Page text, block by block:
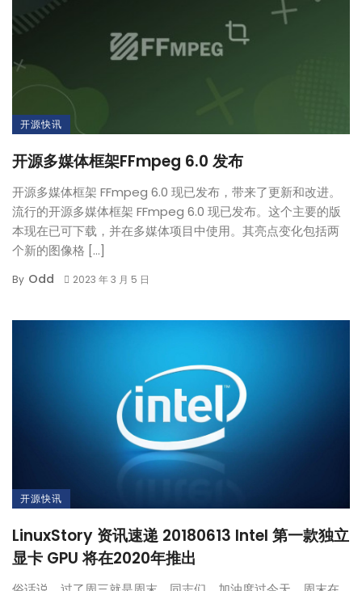
开源快讯
开源多媒体框架FFmpeg 6.0 发布
开源多媒体框架 FFmpeg 6.0 现已发布，带来了更新和改进。
流行的开源多媒体框架 FFmpeg 6.0 现已发布。这个主要的版
本现在已可下载，并在多媒体项目中使用。其亮点变化包括两
个新的图像格 […]
By Odd 2023 年 3 月 5 日
开源快讯
LinuxStory 资讯速递 20180613 Intel 第一款独立
显卡 GPU 将在2020年推出